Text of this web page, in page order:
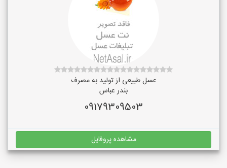
عسل طبیعی از تولید به مصرف
بندر عباس
09179309503
مشاهده پروفایل